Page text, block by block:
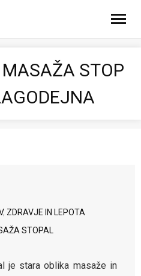
STOP
, ZDRAVJE IN LEPOTA
STOPAL
je stara oblika masaže in